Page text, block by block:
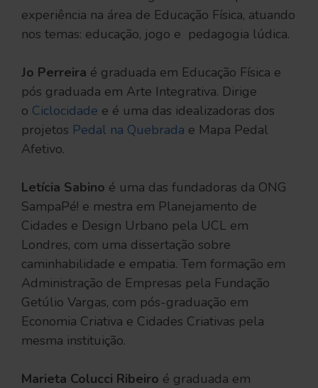
experiência na área de Educação Física, atuando
nos temas: educação, jogo e pedagogia lúdica.
Jo Perreira é graduada em Educação Física e
pós graduada em Arte Integrativa. Dirige
o Ciclocidade e é uma das idealizadoras dos
projetos Pedal na Quebrada e Mapa Pedal
Afetivo.
Letícia Sabino é uma das fundadoras da ONG
SampaPé! e mestra em Planejamento de
Cidades e Design Urbano pela UCL em
Londres, com uma dissertação sobre
caminhabilidade e empatia. Tem formação em
Administração de Empresas pela Fundação
Getúlio Vargas, com pós-graduação em
Economia Criativa e Cidades Criativas pela
mesma instituição.
Marieta Colucci Ribeiro é graduada em